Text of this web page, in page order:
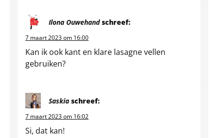
Ilona Ouwehand schreef:
7 maart 2023 om 16:00
Kan ik ook kant en klare lasagne vellen
gebruiken?
Saskia schreef:
7 maart 2023 om 16:02
Si, dat kan!